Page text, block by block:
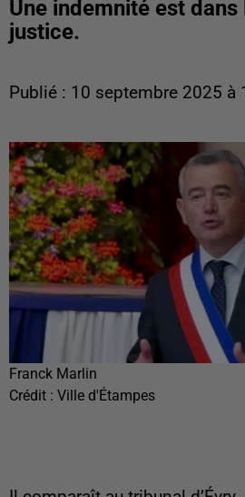
Une indemnité est dans
justice.
Publié : 10 septembre 2025 à
Franck Marlin
Crédit : Ville d'Étampes